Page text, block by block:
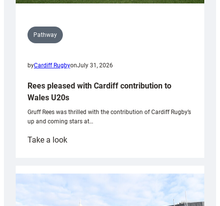
Pathway
byCardiff RugbyonJuly 31, 2026
Rees pleased with Cardiff contribution to
Wales U20s
Gruff Rees was thrilled with the contribution of Cardiff Rugby’s
up and coming stars at…
Take a look:
with
Cardiff
contribution